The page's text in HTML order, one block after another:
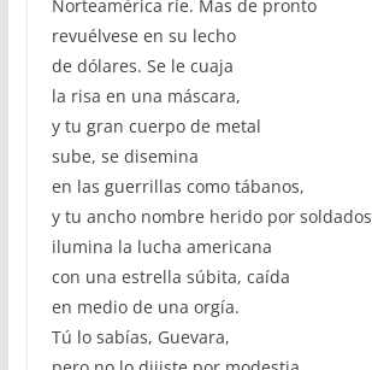
Norteamérica ríe. Mas de pronto
revuélvese en su lecho
de dólares. Se le cuaja
la risa en una máscara,
y tu gran cuerpo de metal
sube, se disemina
en las guerrillas como tábanos,
y tu ancho nombre herido por soldados
ilumina la lucha americana
con una estrella súbita, caída
en medio de una orgía.
Tú lo sabías, Guevara,